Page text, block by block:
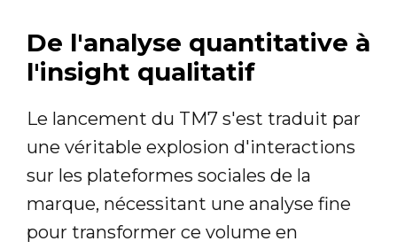
De l'analyse quantitative à
l'insight qualitatif
Le lancement du TM7 s'est traduit par
une véritable explosion d'interactions
sur les plateformes sociales de la
marque, nécessitant une analyse fine
pour transformer ce volume en